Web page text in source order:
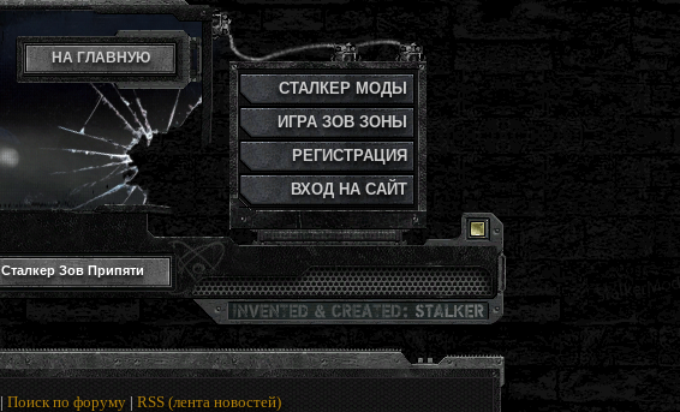
НА ГЛАВНУЮ
СТАЛКЕР МОДЫ
ИГРА ЗОВ ЗОНЫ
РЕГИСТРАЦИЯ
ВХОД НА САЙТ
Сталкер Зов Припяти
| Поиск по форуму | RSS (лента новостей)